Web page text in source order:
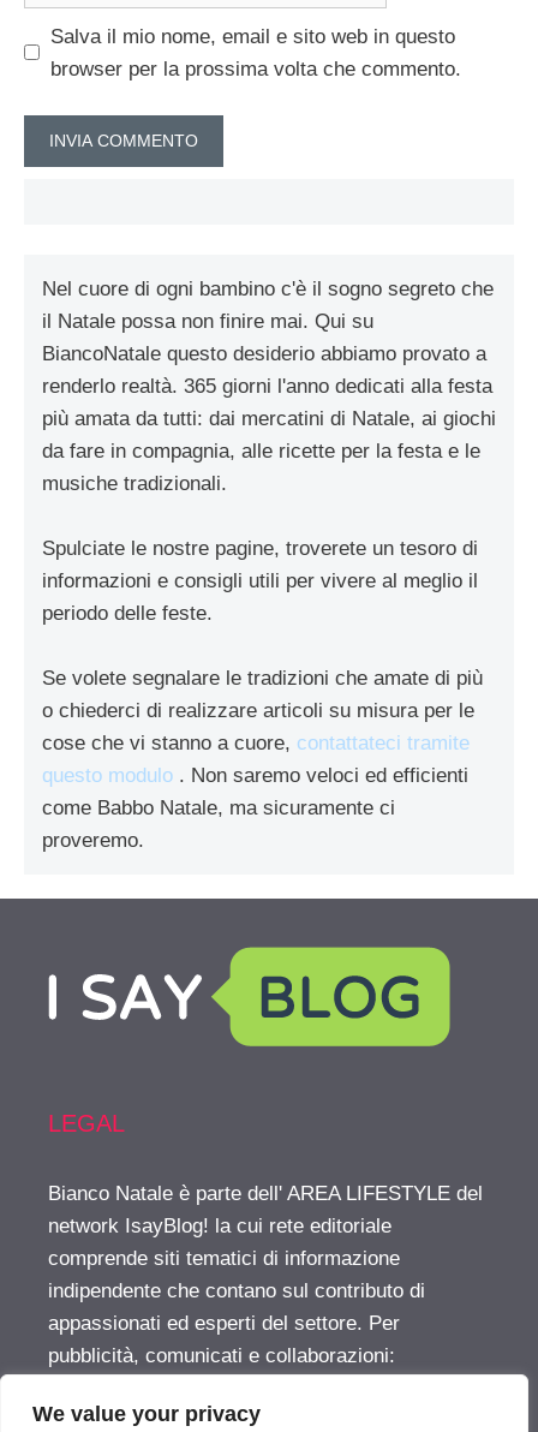
We value your privacy
Salva il mio nome, email e sito web in questo
browser per la prossima volta che commento.
Nel cuore di ogni bambino c'è il sogno segreto che
il Natale possa non finire mai. Qui su
BiancoNatale questo desiderio abbiamo provato a
renderlo realtà. 365 giorni l'anno dedicati alla festa
più amata da tutti: dai mercatini di Natale, ai giochi
da fare in compagnia, alle ricette per la festa e le
musiche tradizionali.
Spulciate le nostre pagine, troverete un tesoro di
informazioni e consigli utili per vivere al meglio il
periodo delle feste.
Se volete segnalare le tradizioni che amate di più
o chiederci di realizzare articoli su misura per le
cose che vi stanno a cuore, contattateci tramite
questo modulo . Non saremo veloci ed efficienti
come Babbo Natale, ma sicuramente ci
proveremo.
LEGAL
Bianco Natale è parte dell' AREA LIFESTYLE del
network IsayBlog! la cui rete editoriale
comprende siti tematici di informazione
indipendente che contano sul contributo di
appassionati ed esperti del settore. Per
pubblicità, comunicati e collaborazioni:
LIFESTYLE AREA inside the IsayBlog! network